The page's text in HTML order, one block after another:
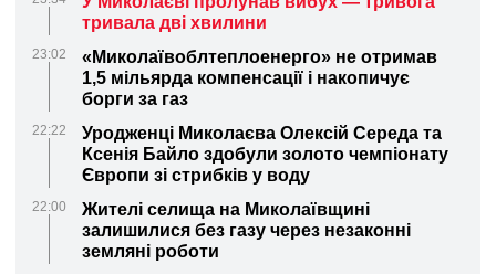
тривала дві хвилини
23:02
«Миколаївоблтеплоенерго» не отримав
1,5 мільярда компенсації і накопичує
борги за газ
22:22
Уродженці Миколаєва Олексій Середа та
Ксенія Байло здобули золото чемпіонату
Європи зі стрибків у воду
22:00
Жителі селища на Миколаївщині
залишилися без газу через незаконні
земляні роботи